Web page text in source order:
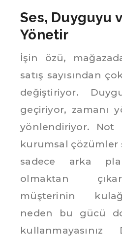
Ses, Duyguyu
Yönetir
İşin özü,
satış sayısından
değiştiriyor.
geçiriyor, zamanı
yönlendiriyor. Not
kurumsal çözümler
sadece arka
olmaktan
müşterinin
neden bu gücü